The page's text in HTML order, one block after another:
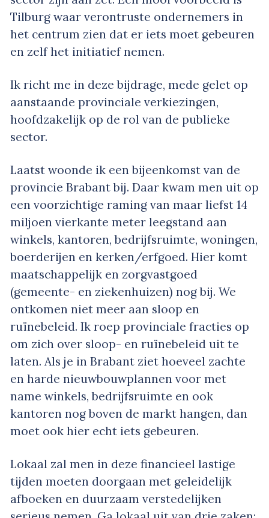
Tilburg waar verontruste ondernemers in
het centrum zien dat er iets moet gebeuren
en zelf het initiatief nemen.
Ik richt me in deze bijdrage, mede gelet op
aanstaande provinciale verkiezingen,
hoofdzakelijk op de rol van de publieke
sector.
Laatst woonde ik een bijeenkomst van de
provincie Brabant bij. Daar kwam men uit op
een voorzichtige raming van maar liefst 14
miljoen vierkante meter leegstand aan
winkels, kantoren, bedrijfsruimte, woningen,
boerderijen en kerken/erfgoed. Hier komt
maatschappelijk en zorgvastgoed
(gemeente- en ziekenhuizen) nog bij. We
ontkomen niet meer aan sloop en
ruïnebeleid. Ik roep provinciale fracties op
om zich over sloop- en ruïnebeleid uit te
laten. Als je in Brabant ziet hoeveel zachte
en harde nieuwbouwplannen voor met
name winkels, bedrijfsruimte en ook
kantoren nog boven de markt hangen, dan
moet ook hier echt iets gebeuren.
Lokaal zal men in deze financieel lastige
tijden moeten doorgaan met geleidelijk
afboeken en duurzaam verstedelijken